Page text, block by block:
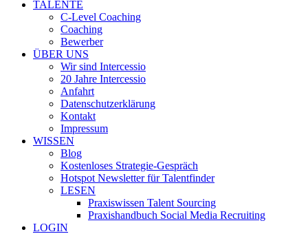
TALENTE
C-Level Coaching
Coaching
Bewerber
ÜBER UNS
Wir sind Intercessio
20 Jahre Intercessio
Anfahrt
Datenschutzerklärung
Kontakt
Impressum
WISSEN
Blog
Kostenloses Strategie-Gespräch
Hotspot Newsletter für Talentfinder
LESEN
Praxiswissen Talent Sourcing
Praxishandbuch Social Media Recruiting
LOGIN